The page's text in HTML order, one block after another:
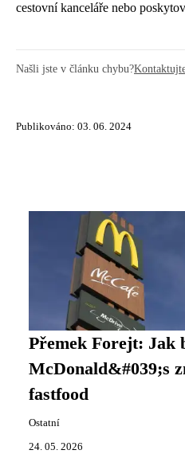
cestovní kanceláře nebo
Našli jste v článku chybu?
Publikováno: 03. 06. 2024
Přemek Forejt: Jak
McDonald&#039;s
fastfood
Ostatní
24. 05. 2026